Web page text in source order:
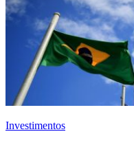
Investimentos